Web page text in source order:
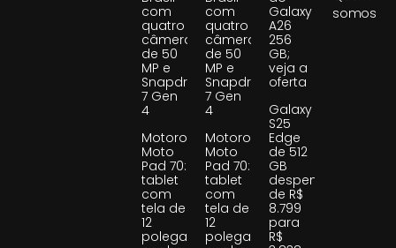
com
quatro
câmeras
de 50
MP e
Snapdragon
7 Gen
4
Motorola
Moto
Pad 70:
tablet
com
tela de
12
polegadas
com
quatro
câmeras
de 50
MP e
Snapdragon
7 Gen
4
Motorola
Moto
Pad 70:
tablet
com
tela de
12
polegadas
Galaxy
A26
256
GB;
veja a
oferta
Galaxy
S25
Edge
de 512
GB
despenca
de R$
8.799
para
R$
somos